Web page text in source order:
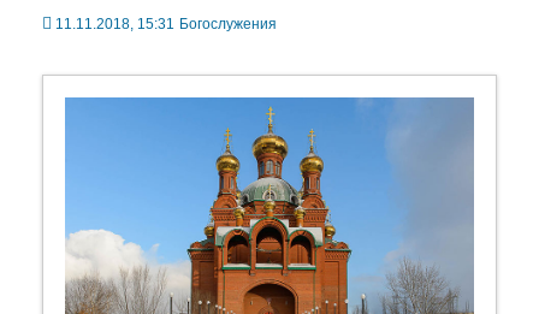
11.11.2018, 15:31 Богослужения